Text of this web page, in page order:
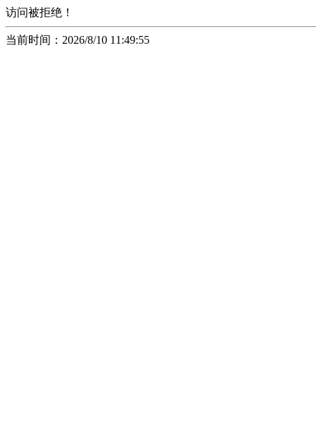
访问被拒绝！
当前时间：2026/8/10 11:49:55